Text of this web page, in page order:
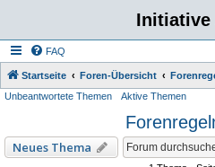
Initiative
FAQ
Startseite Foren-Übersicht
Unbeantwortete Themen Aktive Themen
Neues Thema